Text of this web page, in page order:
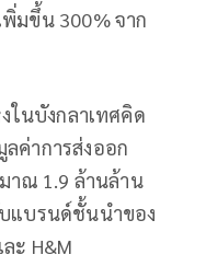
มขึ้น 300% จาก
ในบังกลาเทศคิด
ค่าการส่งออก
าณ 1.9 ล้านล้าน
แบรนด์ชั้นนำของ
ะ H&M